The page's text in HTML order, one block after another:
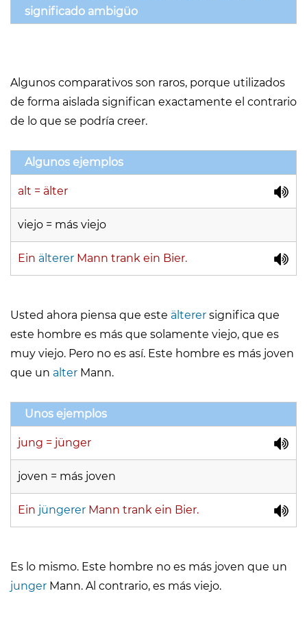
significado ambigüo
Algunos comparativos son raros, porque utilizados
de forma aislada significan exactamente el contrario
de lo que se podría creer.
Algunos ejemplos
alt = älter
viejo = más viejo
Ein älterer Mann trank ein Bier.
Usted ahora piensa que este älterer significa que
este hombre es más que solamente viejo, que es
muy viejo. Pero no es así. Este hombre es más joven
que un alter Mann.
Unos ejemplos
jung = jünger
joven = más joven
Ein jüngerer Mann trank ein Bier.
Es lo mismo. Este hombre no es más joven que un
junger Mann. Al contrario, es más viejo.